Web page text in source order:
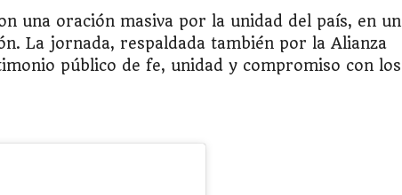
una oración masiva por la unidad del país, en un
La jornada, respaldada también por la Alianza
público de fe, unidad y compromiso con los